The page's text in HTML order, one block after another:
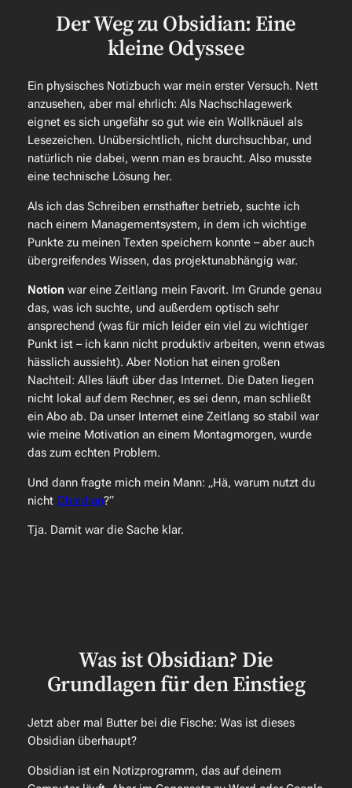
Der Weg zu Obsidian: Eine
kleine Odyssee
Ein physisches Notizbuch war mein erster Versuch. Nett
anzusehen, aber mal ehrlich: Als Nachschlagewerk
eignet es sich ungefähr so gut wie ein Wollknäuel als
Lesezeichen. Unübersichtlich, nicht durchsuchbar, und
natürlich nie dabei, wenn man es braucht. Also musste
eine technische Lösung her.
Als ich das Schreiben ernsthafter betrieb, suchte ich
nach einem Managementsystem, in dem ich wichtige
Punkte zu meinen Texten speichern konnte – aber auch
übergreifendes Wissen, das projektunabhängig war.
Notion war eine Zeitlang mein Favorit. Im Grunde genau
das, was ich suchte, und außerdem optisch sehr
ansprechend (was für mich leider ein viel zu wichtiger
Punkt ist – ich kann nicht produktiv arbeiten, wenn etwas
hässlich aussieht). Aber Notion hat einen großen
Nachteil: Alles läuft über das Internet. Die Daten liegen
nicht lokal auf dem Rechner, es sei denn, man schließt
ein Abo ab. Da unser Internet eine Zeitlang so stabil war
wie meine Motivation an einem Montagmorgen, wurde
das zum echten Problem.
Und dann fragte mich mein Mann: „Hä, warum nutzt du
nicht Obsidian?“
Tja. Damit war die Sache klar.
Was ist Obsidian? Die
Grundlagen für den Einstieg
Jetzt aber mal Butter bei die Fische: Was ist dieses
Obsidian überhaupt?
Obsidian ist ein Notizprogramm, das auf deinem